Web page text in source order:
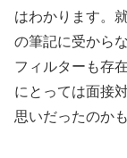
はわかります。
の筆記に受から
フィルターも存
にとっては面接
思いだったのか